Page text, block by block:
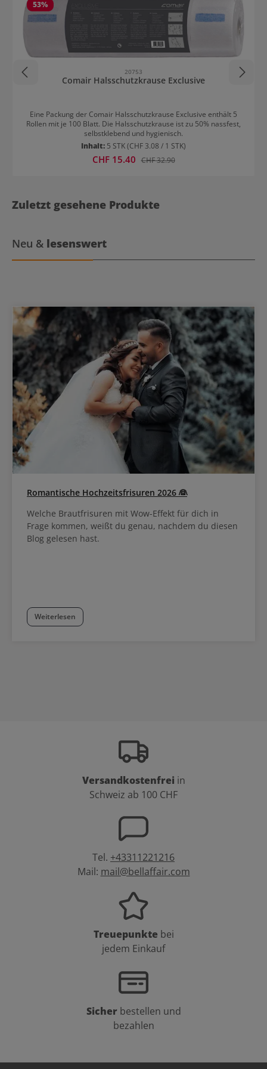
53%
20753
Comair Halsschutzkrause Exclusive
Eine Packung der Comair Halsschutzkrause Exclusive enthält 5
Rollen mit je 100 Blatt. Die Halsschutzkrause ist zu 50% nassfest,
selbstklebend und hygienisch.
Inhalt: 5 STK(CHF 3.08 / 1 STK)
Verkaufspreis:
CHF 15.40 Regulärer Preis:
CHF 32.90
Zuletzt gesehene Produkte
Neu & lesenswert
Romantische Hochzeitsfrisuren 2026 👰
Welche Brautfrisuren mit Wow-Effekt für dich in
Frage kommen, weißt du genau, nachdem du diesen
Blog gelesen hast.
Weiterlesen
Versandkostenfrei in
Schweiz ab 100 CHF
Tel. +43311221216
Mail: mail@bellaffair.com
Treuepunkte bei
jedem Einkauf
Sicher bestellen und
bezahlen